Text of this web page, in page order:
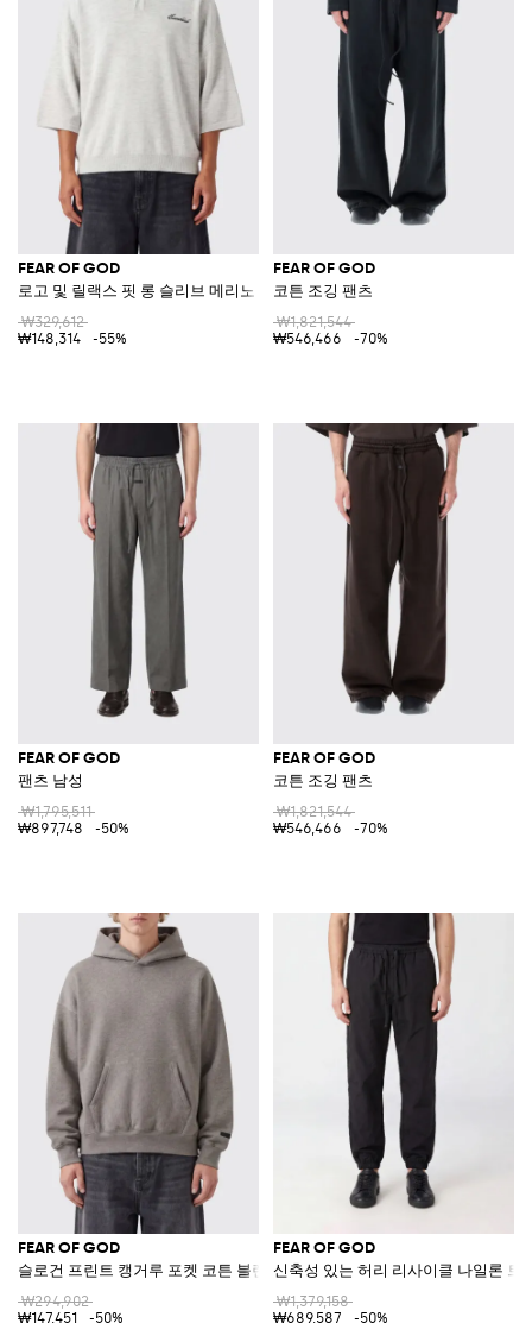
FEAR OF GOD
로고 및 릴랙스 핏 롱 슬리브 메리노 울 폴로 셔츠
₩329,612
₩148,314
-55%
FEAR OF GOD
코튼 조깅 팬츠
₩1,821,544
₩546,466
-70%
FEAR OF GOD
팬츠 남성
₩1,795,511
₩897,748
-50%
FEAR OF GOD
코튼 조깅 팬츠
₩1,821,544
₩546,466
-70%
FEAR OF GOD
슬로건 프린트 캥거루 포켓 코튼 블렌드 후드티
₩294,902
₩147,451
-50%
FEAR OF GOD
신축성 있는 허리 리사이클 나일론 트
₩1,379,158
₩689,587
-50%